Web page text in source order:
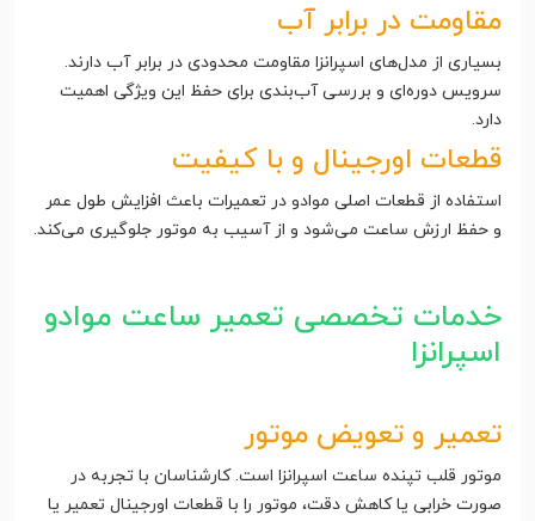
مقاومت در برابر آب
بسیاری از مدل‌های اسپرانزا مقاومت محدودی در برابر آب دارند.
سرویس دوره‌ای و بررسی آب‌بندی برای حفظ این ویژگی اهمیت
دارد.
قطعات اورجینال و با کیفیت
استفاده از قطعات اصلی موادو در تعمیرات باعث افزایش طول عمر
و حفظ ارزش ساعت می‌شود و از آسیب به موتور جلوگیری می‌کند.
خدمات تخصصی تعمیر ساعت موادو
اسپرانزا
تعمیر و تعویض موتور
موتور قلب تپنده ساعت اسپرانزا است. کارشناسان با تجربه در
صورت خرابی یا کاهش دقت، موتور را با قطعات اورجینال تعمیر یا